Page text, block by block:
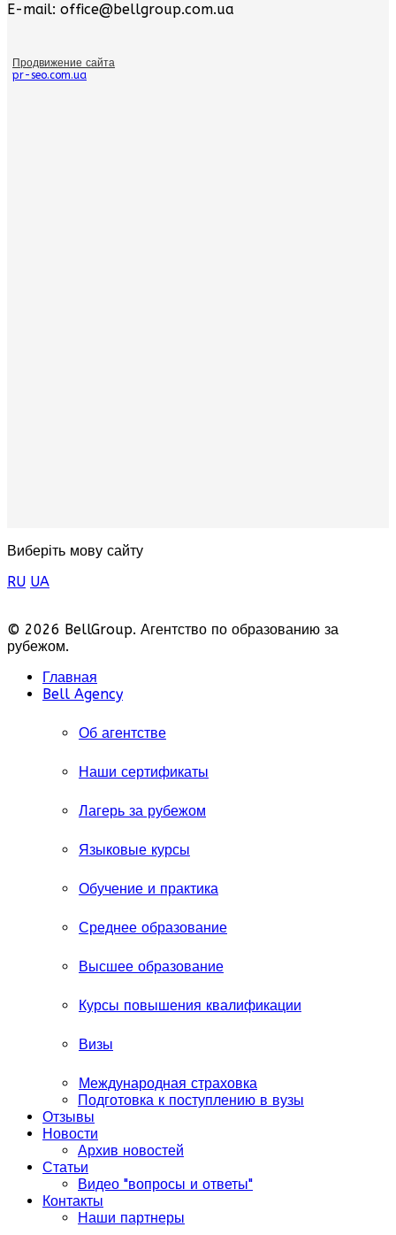
E-mail: office@bellgroup.com.ua
Продвижение сайта
pr-seo.com.ua
Виберіть мову сайту
RU UA
© 2026 BellGroup. Агентство по образованию за
рубежом.
Главная
Bell Agency
Об агентстве
Наши сертификаты
Лагерь за рубежом
Языковые курсы
Обучение и практика
Среднее образование
Высшее образование
Курсы повышения квалификации
Визы
Международная страховка
Подготовка к поступлению в вузы
Отзывы
Новости
Архив новостей
Статьи
Видео "вопросы и ответы"
Контакты
Наши партнеры